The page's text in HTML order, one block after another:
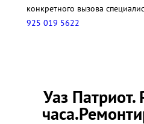
конкретного вызова
925 019 5622
Уаз Патриот.